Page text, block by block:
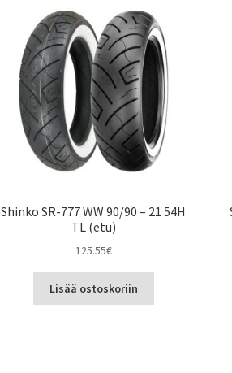
Shinko SR-777 WW 90/90 – 21 54H
TL (etu)
125.55€
Lisää ostoskoriin